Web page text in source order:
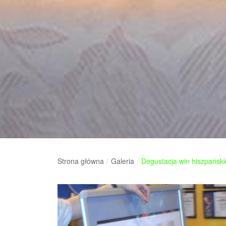
Strona główna / Galeria / Degustacja win